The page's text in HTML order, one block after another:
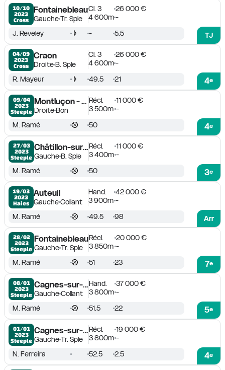
10/10
2023
Cross
Fontainebleau
GaucheTr. Sple
Cl. 3
26 000 €
4 600m-
TJ
J. Reveley - 5.5
04/09
2023
Cross
Craon
DroiteB. Sple
Cl. 3
26 000 €
4 600m-
4e
R. Mayeur 49.5 21
09/04
2023
Steeple
Montluçon - Néris-les-Bains
DroiteBon
Récl.
11 000 €
3 500m -
4e
M. Ramé 50
27/03
2023
Steeple
Châtillon-sur-Chalaronne
GaucheB. Sple
Récl.
11 000 €
3 400m -
3e
M. Ramé 50
19/03
2023
Haies
Auteuil
GaucheCollant
Hand.
42 000 €
3 900m -
Arr
M. Ramé 49.5 98
28/02
2023
Steeple
Fontainebleau
GaucheTr. Sple
Récl.
20 000 €
3 850m -
7e
M. Ramé 51 23
08/01
2023
Steeple
Cagnes-sur-Mer
GaucheCollant
Hand.
37 000 €
3 800m -
5e
M. Ramé 51.5 22
01/01
2023
Steeple
Cagnes-sur-Mer
GaucheTr. Sple
Récl.
19 000 €
3 800m -
4e
N. Ferreira 52.5 2.5